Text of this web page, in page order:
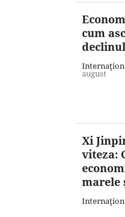
cum
august
Xi
viteza:
marele